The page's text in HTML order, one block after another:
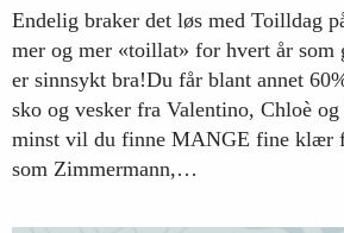
Endelig braker det løs med Toilldag
mer og mer «toillat» for hvert år som
er sinnsykt bra!Du får blant annet
sko og vesker fra Valentino, Chloè
minst vil du finne MANGE fine klær
som Zimmermann,…